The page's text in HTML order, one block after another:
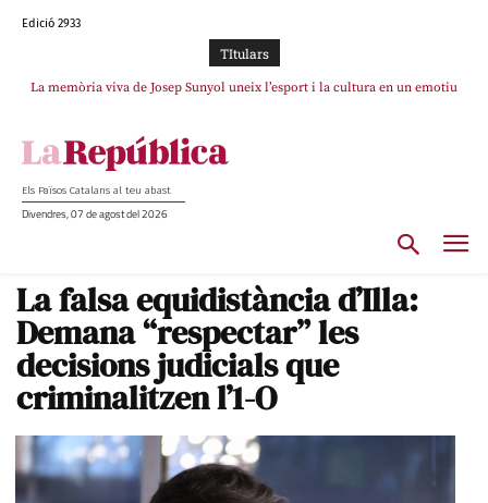
Edició 2933
TItulars
La memòria viva de Josep Sunyol uneix l’esport i la cultura en un emotiu
La “dignitat” a mitges de Marc Puigtió: renuncia a Girona pels àudios però
Els Països Catalans al teu abast
Divendres, 07 de agost del 2026
La falsa equidistància d’Illa:
Demana “respectar” les
decisions judicials que
criminalitzen l’1-O